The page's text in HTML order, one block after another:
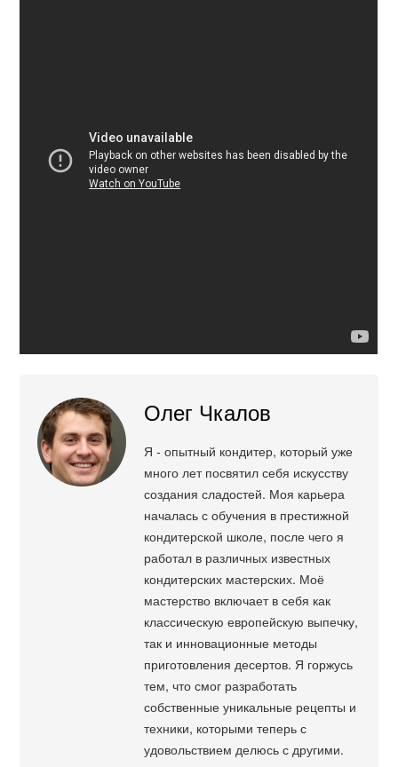
Олег Чкалов
Я - опытный кондитер, который уже
много лет посвятил себя искусству
создания сладостей. Моя карьера
началась с обучения в престижной
кондитерской школе, после чего я
работал в различных известных
кондитерских мастерских. Моё
мастерство включает в себя как
классическую европейскую выпечку,
так и инновационные методы
приготовления десертов. Я горжусь
тем, что смог разработать
собственные уникальные рецепты и
техники, которыми теперь с
удовольствием делюсь с другими.